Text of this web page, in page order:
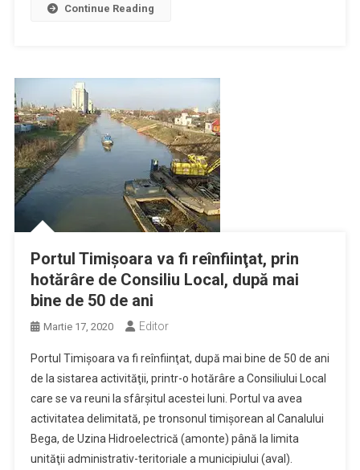
Continue Reading
Portul Timişoara va fi reînfiinţat, prin
hotărâre de Consiliu Local, după mai
bine de 50 de ani
Martie 17, 2020 Editor
Portul Timişoara va fi reînfiinţat, după mai bine de 50 de ani
de la sistarea activităţii, printr-o hotărâre a Consiliului Local
care se va reuni la sfârşitul acestei luni. Portul va avea
activitatea delimitată, pe tronsonul timişorean al Canalului
Bega, de Uzina Hidroelectrică (amonte) până la limita
unităţii administrativ-teritoriale a municipiului (aval).